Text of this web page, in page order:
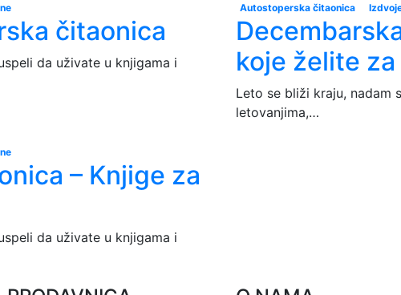
čitaonica
da uživate u knjigama i
Autostoperska čitaonica
koje želite
Leto se bliži kraju, nadam
letovanjima,…
– Knjige za
da uživate u knjigama i